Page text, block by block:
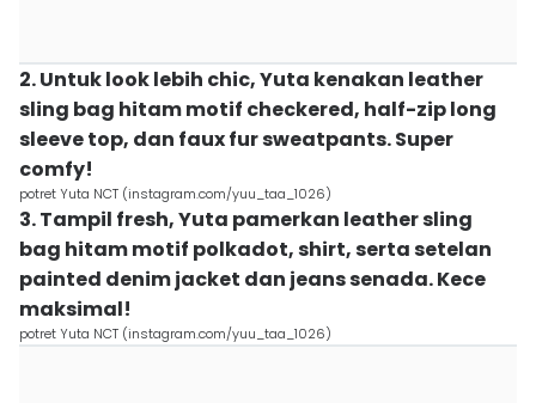
2. Untuk look lebih chic, Yuta kenakan leather
sling bag hitam motif checkered, half-zip long
sleeve top, dan faux fur sweatpants. Super
comfy!
potret Yuta NCT (instagram.com/yuu_taa_1026)
3. Tampil fresh, Yuta pamerkan leather sling
bag hitam motif polkadot, shirt, serta setelan
painted denim jacket dan jeans senada. Kece
maksimal!
potret Yuta NCT (instagram.com/yuu_taa_1026)